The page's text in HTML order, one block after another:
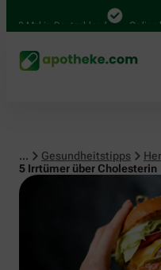
in Deutschland Online bei
... Gesundheitstipps
5 Irrtümer über Cholesterin
Herz, Kreislauf &